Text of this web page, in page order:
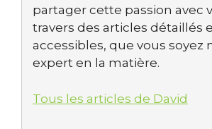
partager cette passion avec
travers des articles détaillés
accessibles, que vous soyez
expert en la matière.
Tous les articles de David